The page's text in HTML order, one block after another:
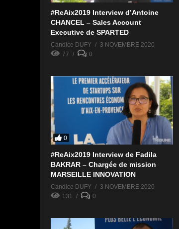
#ReAix2019 Interview d’Antoine
CHANCEL – Sales Account
Executive de SPARTED
Candice DUFY
3 NOVEMBRE 2020
77
0
0
#ReAix2019 Interview de Fadila
BAKRAR – Chargée de mission
MARSEILLE INNOVATION
Candice DUFY
3 NOVEMBRE 2020
131
0